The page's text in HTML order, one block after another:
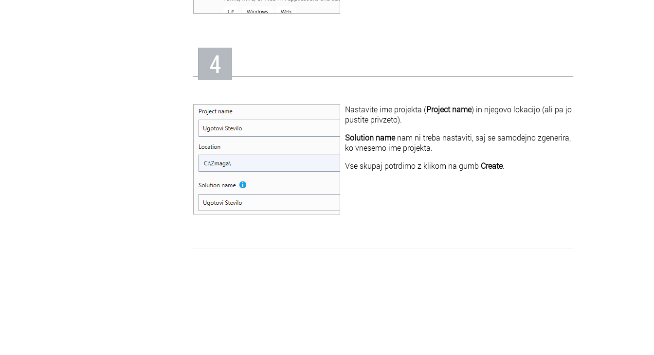
4
Nastavite ime projekta (Project name) in njegovo lokacijo (ali pa jo
pustite privzeto).
Solution namenam ni treba nastaviti, saj se samodejno zgenerira,
ko vnesemo ime projekta.
Vse skupaj potrdimo z klikom na gumb Create.